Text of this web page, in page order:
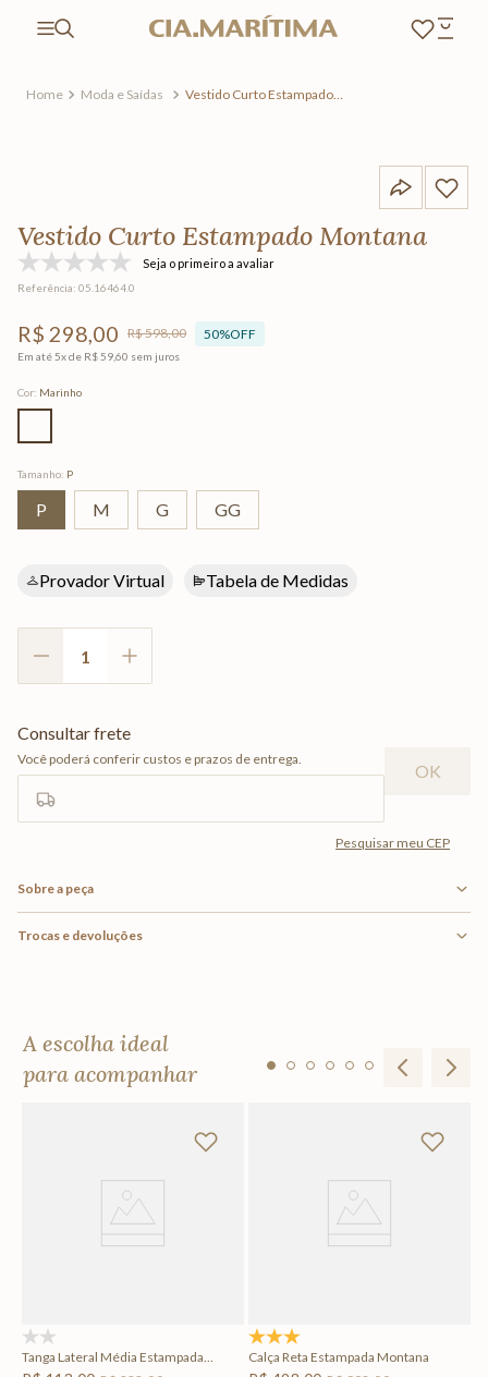
Moda e Saídas
Vestido Curto Estampado
Vestido Curto Estampado Montana
Seja o primeiro a avaliar
Referência: 05.16464.0
R$ 298,00 R$598,00 50%OFF
Em até 5x de R$ 5960 sem juros
Cor: Marinho
Tamanho: P
P M G GG
Provador Virtual Tabela de Medidas
Sobre a peça
Trocas e devoluções
A escolha ideal
para acompanhar
Tanga Lateral Média Estampada
Montana
Calça Reta Estampada Montana